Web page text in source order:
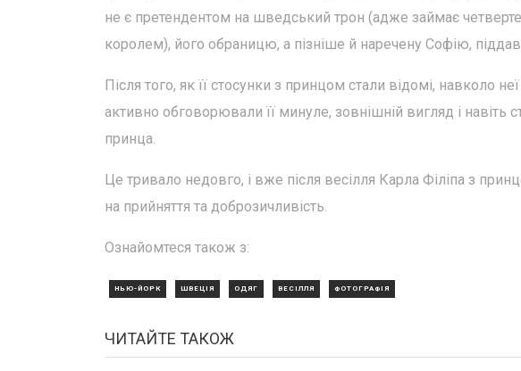
не є претендентом на шведський трон (адже займає
королем), його обраницю, а пізніше й наречену Софію,
Після того, як її стосунки з принцом стали відомі, навколо
активно обговорювали її минуле, зовнішній вигляд і навіть
принца.
Це тривало недовго, і вже після весілля Карла Філіпа з
на прийняття та доброзичливість.
Ознайомтеся також з:
НЬЮ-ЙОРК ШВЕЦІЯ ОДЯГ ВЕСІЛЛЯ ФОТОГРАФІЯ
ЧИТАЙТЕ ТАКОЖ